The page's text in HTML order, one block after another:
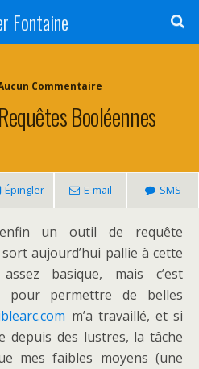
Fontaine
Commentaire
Booléennes
Épingler E-mail SMS
un outil de requête
aujourd’hui pallie à cette
basique, mais c’est
pour permettre de belles
m’a travaillé, et si
depuis des lustres, la tâche
mes faibles moyens (une